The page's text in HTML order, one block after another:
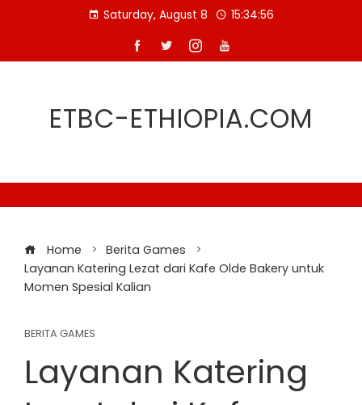
Saturday, August 8 15:34:57
ETBC-ETHIOPIA.COM
Home
Berita Games
Layanan Katering Lezat dari Kafe Olde Bakery untuk
Momen Spesial Kalian
BERITA GAMES
Layanan Katering